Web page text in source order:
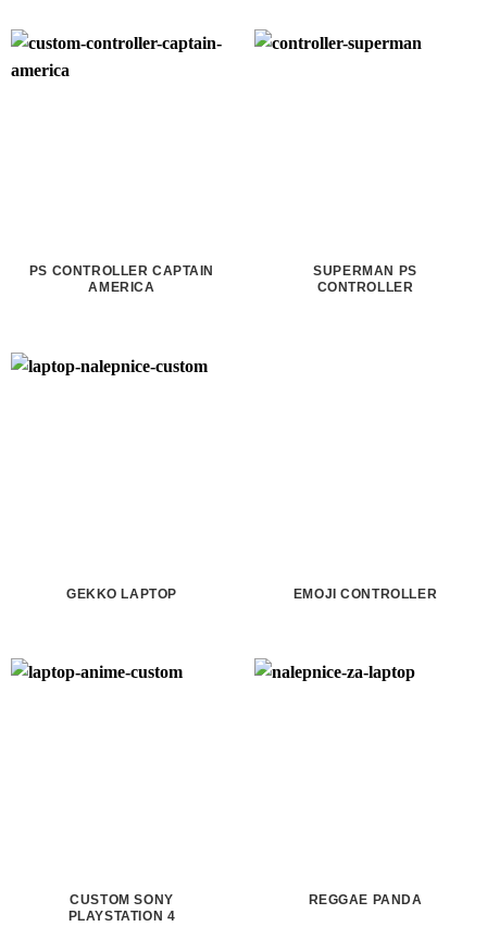
PS CONTROLLER CAPTAIN
AMERICA
SUPERMAN PS
CONTROLLER
GEKKO LAPTOP EMOJI CONTROLLER
CUSTOM SONY
PLAYSTATION 4
REGGAE PANDA